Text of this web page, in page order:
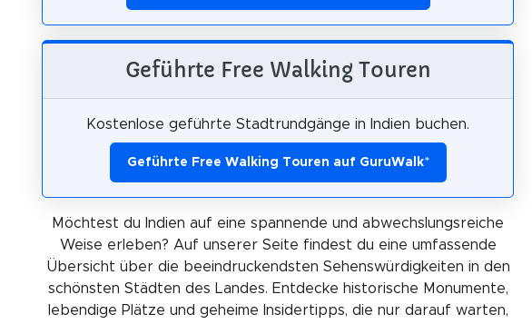
Geführte Free Walking Touren
Kostenlose geführte Stadtrundgänge in Indien buchen.
Geführte Free Walking Touren auf GuruWalk*
Möchtest du Indien auf eine spannende und abwechslungsreiche
Weise erleben? Auf unserer Seite findest du eine umfassende
Übersicht über die beeindruckendsten Sehenswürdigkeiten in den
schönsten Städten des Landes. Entdecke historische Monumente,
lebendige Plätze und geheime Insidertipps, die nur darauf warten,